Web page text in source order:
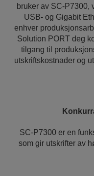
bruker av SC-P7300,
USB- og Gigabit
enhver
Solution PORT deg
tilgang til
utskriftskostnader og
SC-P7300 er en
som gir utskrifter av